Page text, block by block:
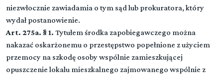
niezwłocznie zawiadamia o tym sąd lub prokuratora, który
wydał postanowienie.
Art. 275a. § 1. Tytułem środka zapobiegawczego można
nakazać oskarżonemu o przestępstwo popełnione z użyciem
przemocy na szkodę osoby wspólnie zamieszkującej
opuszczenie lokalu mieszkalnego zajmowanego wspólnie z